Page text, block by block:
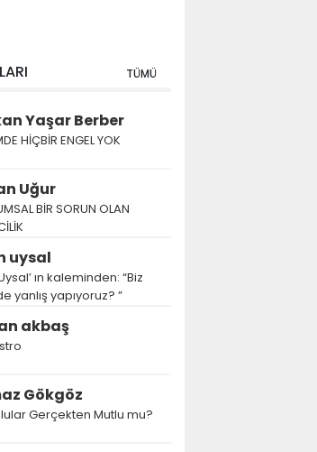
TÜMÜ
Yaşar Berber
HİÇBİR ENGEL YOK
Uğur
BİR SORUN OLAN
uysal
ın kaleminden: “Biz
yanlış yapıyoruz? ”
akbaş
Gökgöz
Gerçekten Mutlu mu?